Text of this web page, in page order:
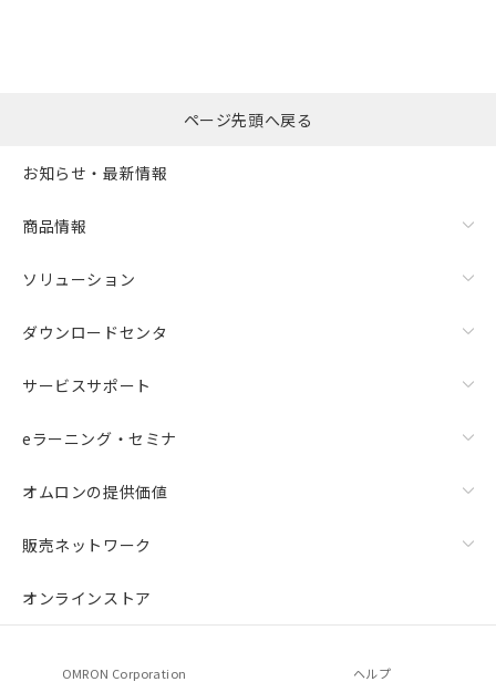
ページ先頭へ戻る
お知らせ・最新情報
商品情報
ソリューション
ダウンロードセンタ
サービスサポート
eラーニング・セミナ
オムロンの提供価値
販売ネットワーク
オンラインストア
OMRON Corporation ヘルプ